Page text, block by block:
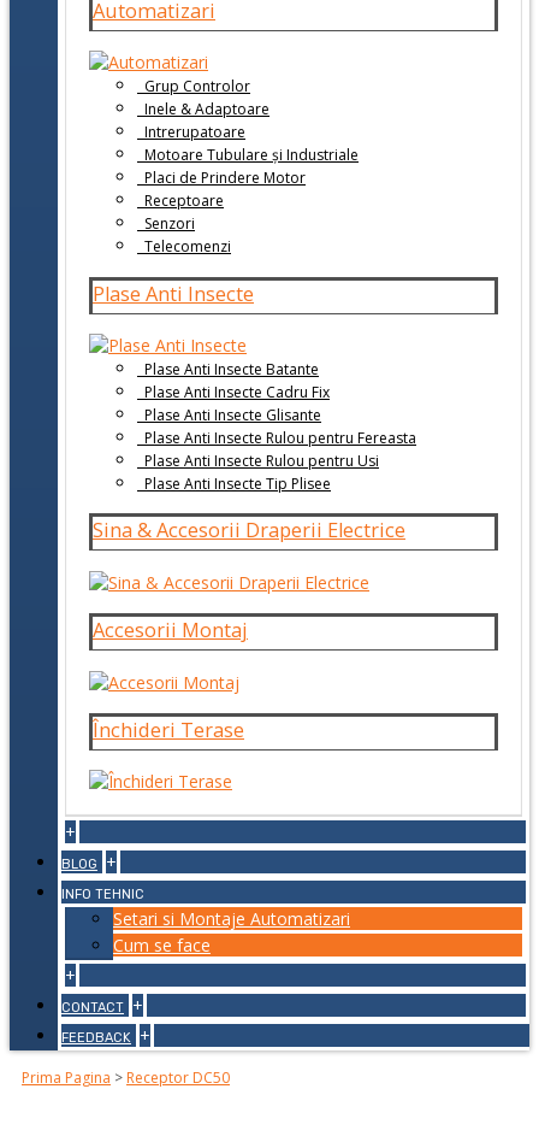
Automatizari
Grup Controlor
Inele & Adaptoare
Intrerupatoare
Motoare Tubulare și Industriale
Placi de Prindere Motor
Receptoare
Senzori
Telecomenzi
Plase Anti Insecte
Plase Anti Insecte Batante
Plase Anti Insecte Cadru Fix
Plase Anti Insecte Glisante
Plase Anti Insecte Rulou pentru Fereasta
Plase Anti Insecte Rulou pentru Usi
Plase Anti Insecte Tip Plisee
Sina & Accesorii Draperii Electrice
Accesorii Montaj
Închideri Terase
+
BLOG +
INFO TEHNIC
Setari si Montaje Automatizari
Cum se face
+
CONTACT +
FEEDBACK +
Prima Pagina > Receptor DC50